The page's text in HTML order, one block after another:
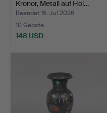
Kronor, Metall auf Hol…
Beendet 16. Jul 2026
10 Gebote
148 USD